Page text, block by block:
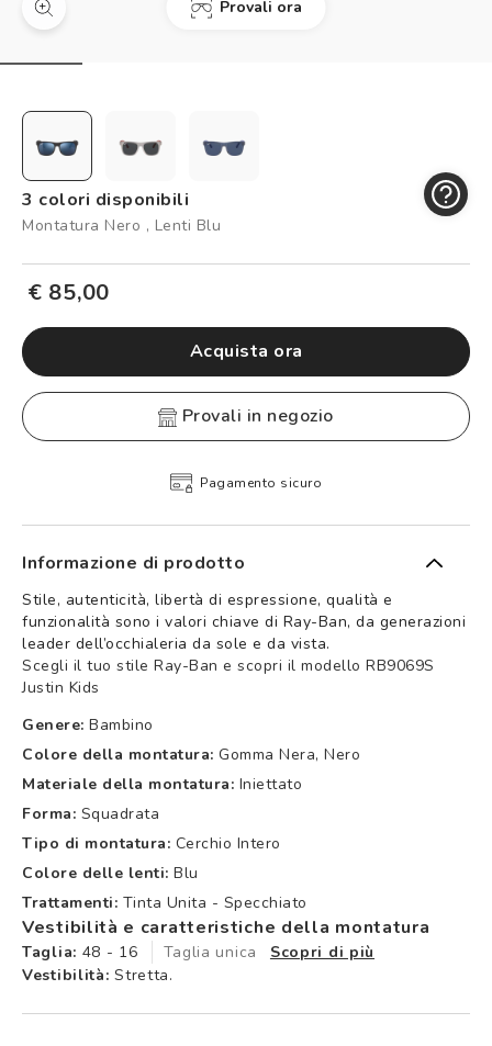
Prenota un test della vista gratuito
Controllo visivo
Carta fedeltà
Logout
Provali ora
3 colori disponibili
Montatura Nero , Lenti Blu
€ 85,00
Acquista ora
provali in negozio
Pagamento sicuro
Informazione di prodotto
Stile, autenticità, libertà di espressione, qualità e
funzionalità sono i valori chiave di Ray-Ban, da generazioni
leader dell’occhialeria da sole e da vista.
Scegli il tuo stile Ray-Ban e scopri il modello RB9069S
Justin Kids
Genere: Bambino
Colore della montatura: Gomma Nera, Nero
Materiale della montatura: Iniettato
Forma: Squadrata
Tipo di montatura: Cerchio Intero
Colore delle lenti: Blu
Trattamenti: Tinta Unita - Specchiato
Vestibilità e caratteristiche della montatura
Taglia: 48 - 16 Taglia unica
Scopri di più
Vestibilità: Stretta.